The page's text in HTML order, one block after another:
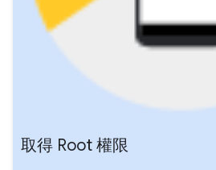
取得 Root 權限